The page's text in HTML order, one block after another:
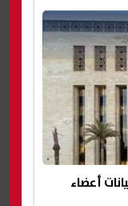
بيانات أعضاء